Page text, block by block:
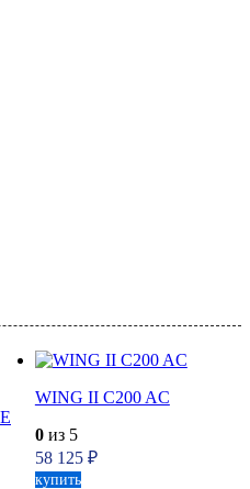
WING II C200 AC
0из 5
58 125 ₽
купить